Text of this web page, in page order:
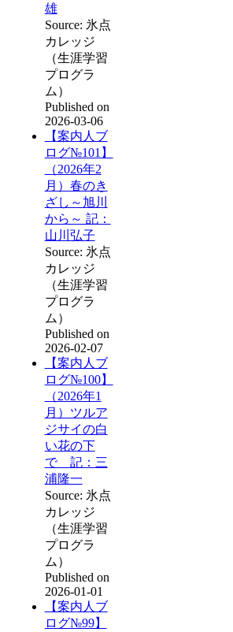
雄
Source: 氷点
カレッジ
（生涯学習
プログラ
ム）
Published on
2026-03-06
【案内人ブ
ログ№101】
（2026年2
月）春のき
ざし～旭川
から～ 記：
山川弘子
Source: 氷点
カレッジ
（生涯学習
プログラ
ム）
Published on
2026-02-07
【案内人ブ
ログ№100】
（2026年1
月）ツルア
ジサイの白
い花の下
で 記：三
浦隆一
Source: 氷点
カレッジ
（生涯学習
プログラ
ム）
Published on
2026-01-01
【案内人ブ
ログ№99】